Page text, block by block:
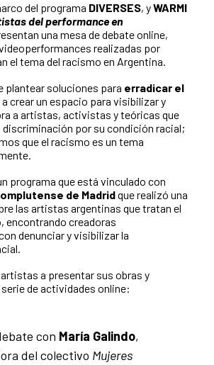
del programa DIVERSES, yWARMI
del performance en
una mesa de debate online,
realizadas por
el tema del racismo en Argentina.
plantear soluciones para erradicar el
crear un espacio para visibilizar y
a artistas, activistas y teóricas que
discriminación por su condición racial;
que el racismo es un tema
programa que está vinculado con
de Madridque realizó una
las artistas argentinas que tratan el
encontrando creadoras
denunciar y visibilizar la
a presentar sus obras y
de actividades online:
con María Galindo,
del colectivo Mujeres